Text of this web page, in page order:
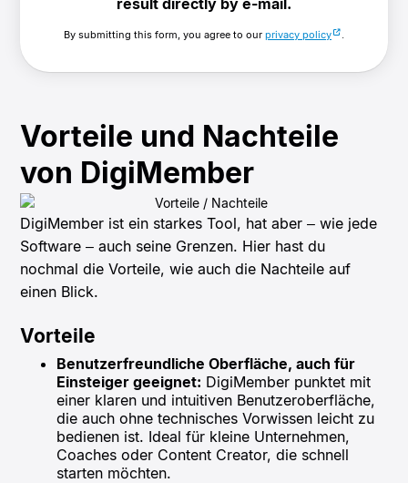
By submitting this form, you agree to our privacy policy .
Vorteile und Nachteile
von DigiMember
DigiMember ist ein starkes Tool, hat aber – wie jede
Software – auch seine Grenzen. Hier hast du
nochmal die Vorteile, wie auch die Nachteile auf
einen Blick.
Vorteile
Benutzerfreundliche Oberfläche, auch für
Einsteiger geeignet: DigiMember punktet mit
einer klaren und intuitiven Benutzeroberfläche,
die auch ohne technisches Vorwissen leicht zu
bedienen ist. Ideal für kleine Unternehmen,
Coaches oder Content Creator, die schnell
starten möchten.